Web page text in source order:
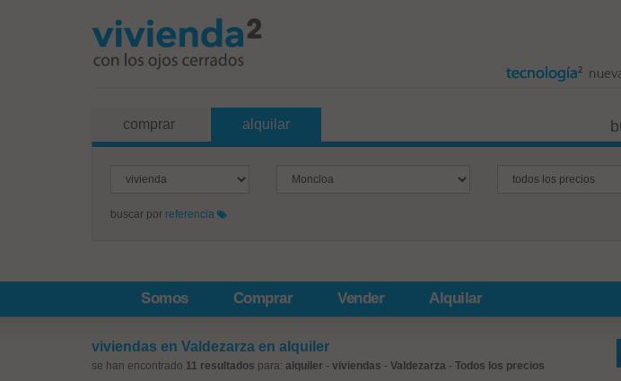
comprar alquilar
buscar por referencia
Somos Comprar Vender Alquilar
viviendas en Valdezarza en alquiler
se han encontrado 11 resultados para: alquiler - viviendas - Valdezarza - Todos los precios